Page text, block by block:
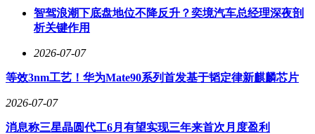
智驾浪潮下底盘地位不降反升？奕境汽车总经理深夜剖
析关键作用
2026-07-07
等效3nm工艺！华为Mate90系列首发基于韬定律新麒麟芯片
2026-07-07
消息称三星晶圆代工6月有望实现三年来首次月度盈利